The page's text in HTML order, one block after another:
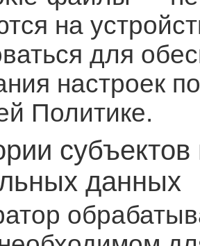
на
для
настроек
Политике.
данных